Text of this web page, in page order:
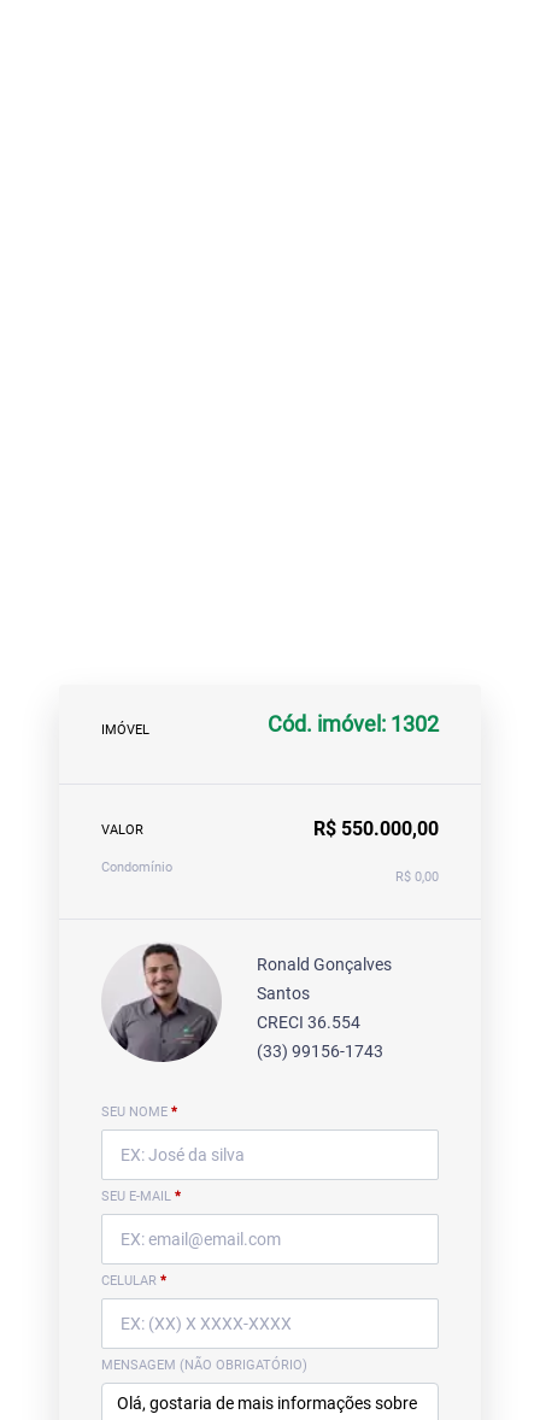
IMÓVEL Cód. imóvel: 1302
VALOR R$ 550.000,00
Condomínio
R$ 0,00
Ronald Gonçalves
Santos
CRECI 36.554
(33) 99156-1743
SEU NOME *
SEU E-MAIL *
CELULAR *
MENSAGEM (NÃO OBRIGATÓRIO)